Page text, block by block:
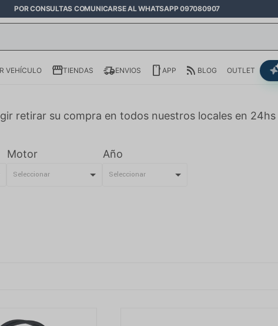
POR CONSULTAS COMUNICARSE AL WHATSAPP 097080907
VEHÍCULO TIENDAS ENVIOS APP BLOG OUTLET
retirar su compra en todos nuestros locales en 24hs
Motor Año